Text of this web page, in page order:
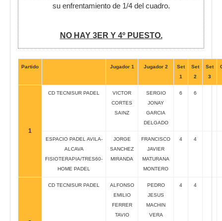
su enfrentamiento de 1/4 del cuadro.
NO HAY 3ER Y 4º PUESTO.
Partido Jugador 1 Jugador 2
Set
1
Set
2
Set
3
1
CD TECNISUR PADEL
VICTOR
CORTES
SAINZ
SERGIO
JONAY
GARCIA
DELGADO
6 6
ESPACIO PADEL AVILA-
ALCAVA
FISIOTERAPIA/TRES60-
HOME PADEL
JORGE
SANCHEZ
MIRANDA
FRANCISCO
JAVIER
MATURANA
MONTERO
4 4
CD TECNISUR PADEL
ALFONSO
EMILIO
FERRER
TAVIO
PEDRO
JESUS
MACHIN
VERA
4 4